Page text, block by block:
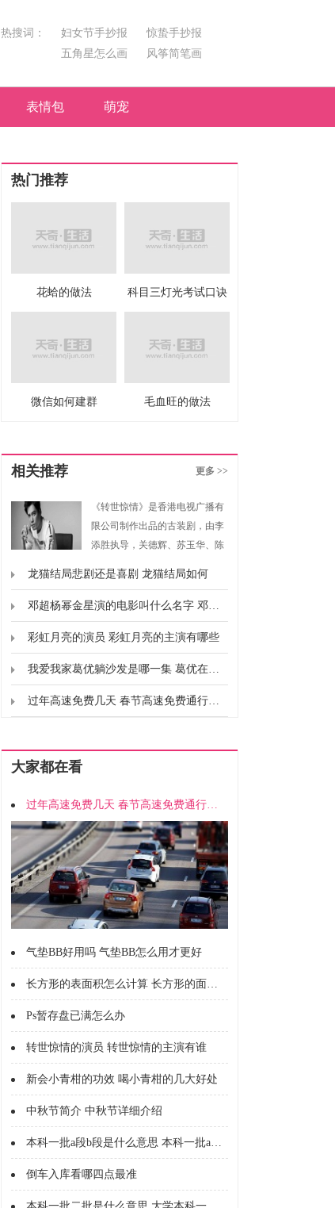
热搜词： 妇女节手抄报
惊蛰手抄报
五角星怎么画
风筝简笔画
表情包 萌宠
热门推荐
花蛤的做法 科目三灯光考试口诀
微信如何建群 毛血旺的做法
相关推荐 更多 >>
《转世惊情》是香港电视广播有
限公司制作出品的古装剧，由李
添胜执导，关德辉、苏玉华、陈
龙猫结局悲剧还是喜剧 龙猫结局如何
邓超杨幂金星演的电影叫什么名字 邓超杨幂金星合作的电影是什么
彩虹月亮的演员 彩虹月亮的主演有哪些
我爱我家葛优躺沙发是哪一集 葛优在我爱我家饰演什么
过年高速免费几天 春节高速免费通行时间
大家都在看
过年高速免费几天 春节高速免费通行时间
气垫BB好用吗 气垫BB怎么用才更好
长方形的表面积怎么计算 长方形的面积怎么计算的
Ps暂存盘已满怎么办
转世惊情的演员 转世惊情的主演有谁
新会小青柑的功效 喝小青柑的几大好处
中秋节简介 中秋节详细介绍
本科一批a段b段是什么意思 本科一批a段b段什么意思
倒车入库看哪四点最准